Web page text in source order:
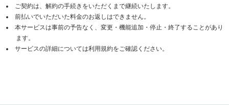
ご契約は、解約の手続きをいただくまで継続いたします。
前払いでいただいた料金のお返しはできません。
本サービスは事前の予告なく、変更・機能追加・停止・終了することがあり
ます。
サービスの詳細については利用規約をご確認ください。